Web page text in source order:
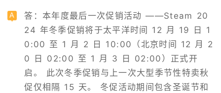
答：本年度最后一次促销活动 ——Steam 20
24 年冬季促销将于太平洋时间 12 月 19 日 1
0:00 至 1 月 2 日 10:00（北京时间 12 月 2
0 日 02:00 至 1 月 3 日 02:00）正式开
启。 此次冬季促销与上一次大型季节性特卖秋
促仅相隔 15 天。 冬促活动期间包含圣诞节和